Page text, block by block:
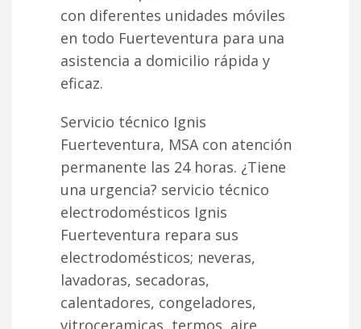
con diferentes unidades móviles
en todo Fuerteventura para una
asistencia a domicilio rápida y
eficaz.
Servicio técnico Ignis
Fuerteventura, MSA con atención
permanente las 24 horas. ¿Tiene
una urgencia? servicio técnico
electrodomésticos Ignis
Fuerteventura repara sus
electrodomésticos; neveras,
lavadoras, secadoras,
calentadores, congeladores,
vitroceramicas, termos, aire